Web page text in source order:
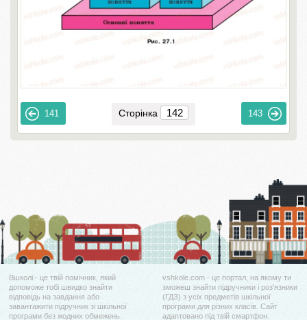
141 Сторінка 143
Вшколі - це твій помічник, який
допоможе тобі швидко знайти
відповідь на завдання або
завантажити підручник зі шкільної
програми без жодних обмежень.
vshkole.com - це портал, на якому ти
зможеш знайти підручники і роз'язники
(ГДЗ) з усіх предметів шкільної
програми для різних класів. Сайт
адаптовано під твій смартфон.